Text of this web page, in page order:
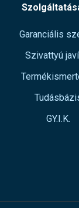
Garanciális
Szivattyú
GY.I.K.